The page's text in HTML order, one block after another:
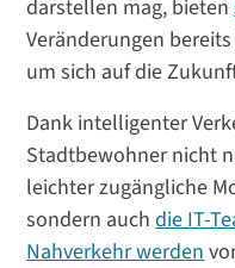
darstellen mag, bieten
Veränderungen
um sich auf die
Dank intelligenter
Stadtbewohner nicht
leichter zugängliche
sondern auchdie IT-
Nahverkehr werden